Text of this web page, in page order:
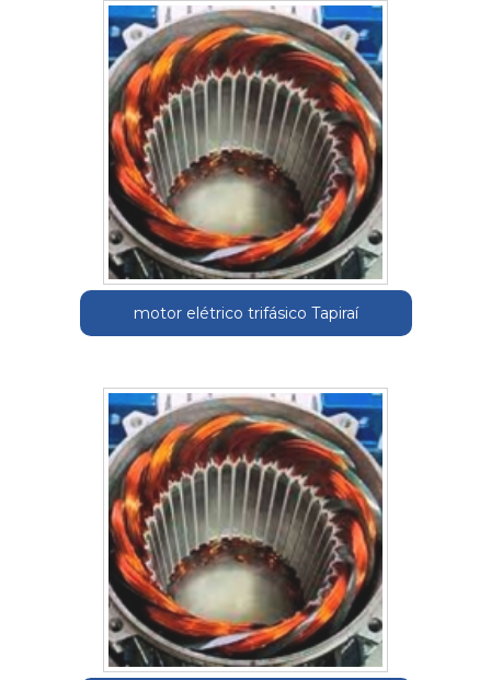
motor elétrico trifásico Tapiraí